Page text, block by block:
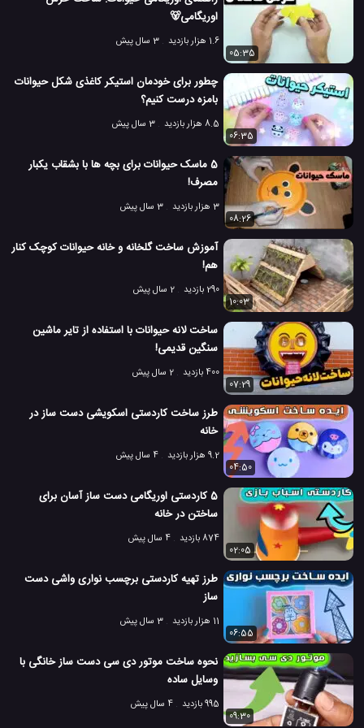
اوریگامی🐻
1.6 هزار بازدید
3 سال پیش
05:35
چطور برای خودمان استیکر کاغذی شکل حیوانات
بامزه درست کنیم؟
8.5 هزار بازدید
3 سال پیش
06:35
5 ماسک حیوانات برای بچه ها با بشقاب یکبار
مصرف!
3 هزار بازدید
3 سال پیش
08:26
آموزش ساخت گلخانه و خانه حیوانات کوچک کنار
هم!
290 بازدید
2 سال پیش
10:03
ساخت لانه حیوانات با استفاده از تایر ماشین
سنگین قدیمی!
400 بازدید
2 سال پیش
07:29
طرز ساخت کاردستی اسکویشی دست ساز در
خانه
9.2 هزار بازدید
4 سال پیش
04:50
5 کاردستی اوریگامی دست ساز آسان برای
ساختن در خانه
874 بازدید
4 سال پیش
02:05
طرز تهیه کاردستی برچسب نواری واشی دست
ساز
11 هزار بازدید
3 سال پیش
06:55
نحوه ساخت موتور دی سی دست ساز خانگی با
وسایل ساده
995 بازدید
4 سال پیش
09:30